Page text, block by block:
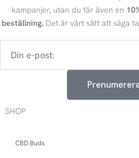
kampanjer, utan du får även en
beställning. Det är vårt sätt att säga
SHOP
CBD Buds